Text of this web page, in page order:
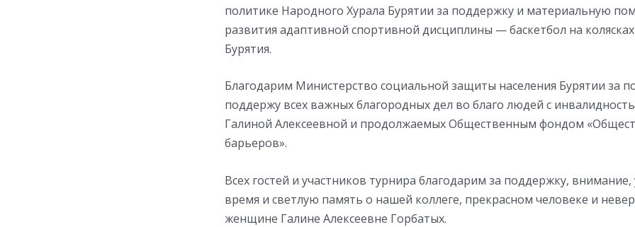
политике Народного Хурала Бурятии за поддержку и материальную
развития адаптивной спортивной дисциплины — баскетбол на
Бурятия.
Благодарим Министерство социальной защиты населения Бурятии за
поддержу всех важных благородных дел во благо людей с
Галиной Алексеевной и продолжаемых Общественным фондом
барьеров».
Всех гостей и участников турнира благодарим за поддержку, внимание,
время и светлую память о нашей коллеге, прекрасном человеке и
женщине Галине Алексеевне Горбатых.